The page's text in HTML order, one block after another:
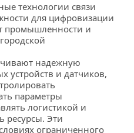
технологии связи
для цифровизации
промышленности и
надежную
устройств и датчиков,
параметры
логистикой и
ресурсы. Эти
ограниченного